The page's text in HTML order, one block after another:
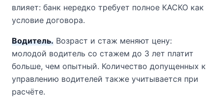
влияет: банк нередко требует полное КАСКО как
условие договора.
Водитель. Возраст и стаж меняют цену:
молодой водитель со стажем до 3 лет платит
больше, чем опытный. Количество допущенных к
управлению водителей также учитывается при
расчёте.